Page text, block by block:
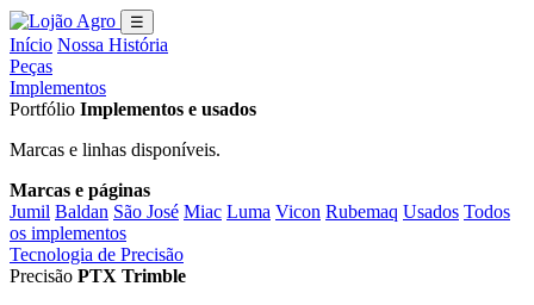
☰
Início Nossa História
Peças
Implementos
Portfólio Implementos e usados
Marcas e linhas disponíveis.
Marcas e páginas
Jumil Baldan São José Miac Luma Vicon Rubemaq Usados Todos
os implementos
Tecnologia de Precisão
Precisão PTX Trimble